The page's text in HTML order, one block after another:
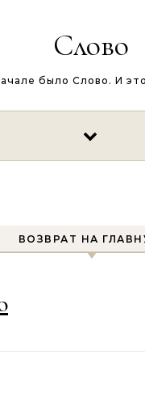
Слово
было Слово. И
ВОЗВРАТ НА